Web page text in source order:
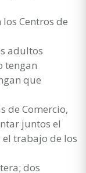
Centros de
adultos
tengan
que
de Comercio,
juntos el
trabajo de los
dos